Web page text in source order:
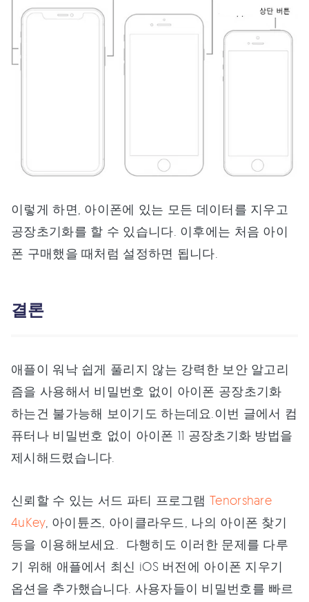
이렇게 하면, 아이폰에 있는 모든 데이터를 지우고
공장초기화를 할 수 있습니다. 이후에는 처음 아이
폰 구매했을 때처럼 설정하면 됩니다.
결론
애플이 워낙 쉽게 풀리지 않는 강력한 보안 알고리
즘을 사용해서 비밀번호 없이 아이폰 공장초기화
하는건 불가능해 보이기도 하는데요.이번 글에서 컴
퓨터나 비밀번호 없이 아이폰 11 공장초기화 방법을
제시해드렸습니다.
신뢰할 수 있는 서드 파티 프로그램 Tenorshare
4uKey, 아이튠즈, 아이클라우드, 나의 아이폰 찾기
등을 이용해보세요. 다행히도 이러한 문제를 다루
기 위해 애플에서 최신 iOS 버전에 아이폰 지우기
옵션을 추가했습니다. 사용자들이 비밀번호를 빠르